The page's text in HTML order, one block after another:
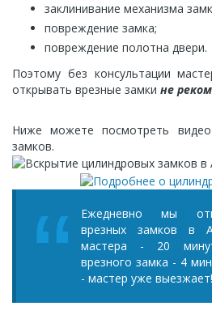
заклинивание механизма
повреждение замка;
повреждение полотна двери.
Поэтому без консультации
открывать врезные замки не
Ниже можете посмотреть
замков.
Ежедневно мы
врезных замков в
мастера - 20
врезного замка - 4
- мастер уже выезжает!